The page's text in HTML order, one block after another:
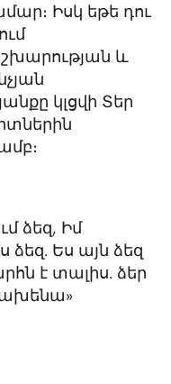
Իսկ եթե դու
և
կլցվի Տեր
ձեզ, Իմ
ձեզ. Ես այն ձեզ
է տալիս. ձեր